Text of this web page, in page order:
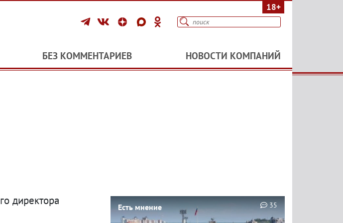
18+
БЕЗ КОММЕНТАРИЕВ НОВОСТИ КОМПАНИЙ
директора
Есть мнение 35